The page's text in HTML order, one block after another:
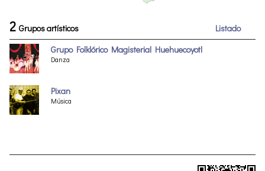
2 Grupos artísticos
Listado
Grupo Folklórico Magisterial Huehuecoyotl
Danza
Pixan
Música